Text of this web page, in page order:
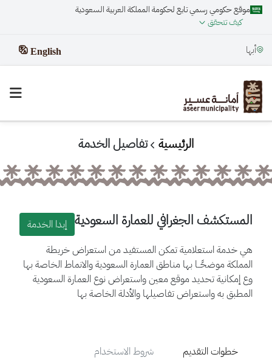
موقع حكومي رسمي تابع لحكومة المملكة العربية السعودية
كيف تتحقق
أبها English
الرئيسية تفاصيل الخدمة
المستكشف الجغرافي للعمارة السعودية إبدا الخدمة
هي خدمة استعلامية تمكن المستفيد من استعراض خريطة
المملكة موضحًــا بها مناطق العمارة السعودية والانماط الخاصة بها
وع إمكانية تحديد موقع معين واستعراض نوع العمارة السعودية
المطبق به واستعراض تفاصيلها والأدلة الخاصة بها
خطوات التقديم شروط الاستخدام